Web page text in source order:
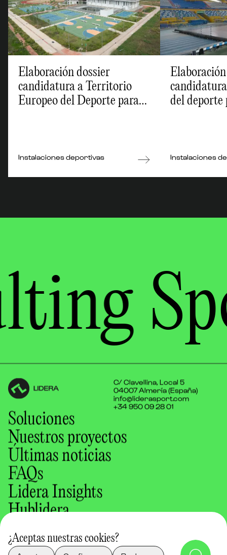
Elaboración dossier
candidatura a Territorio
Europeo del Deporte para
Instalaciones deportivas
del deporte
Instalaciones
C/ Clavellina, Local 5
04007 Almería (España)
info@liderasport.com
+34 950 09 28 01
Soluciones
Nuestros proyectos
Últimas noticias
FAQs
Lidera Insights
Hublidera
Nosotros
Aviso legal
Política de cookies
¿Aceptas nuestras cookies?